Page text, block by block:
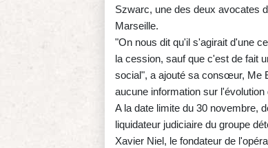
Szwarc, une des deux avocates
Marseille.
"On nous dit qu'il s'agirait d'une
la cession, sauf que c'est de fait
social", a ajouté sa consœur, Me
aucune information sur
A la date limite du 30 novembre,
liquidateur judiciaire du groupe
Xavier Niel, le fondateur de